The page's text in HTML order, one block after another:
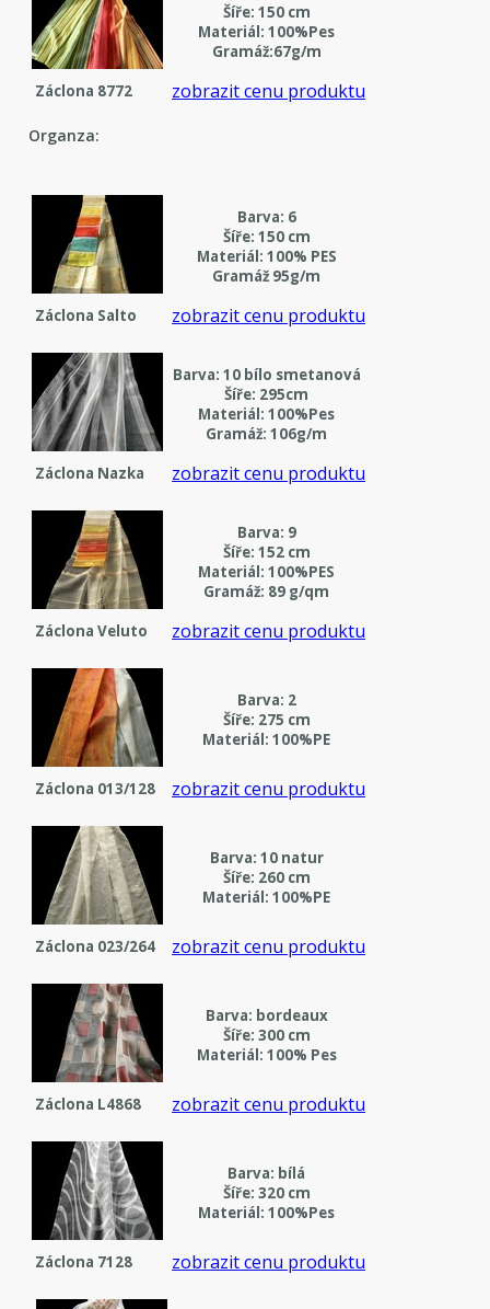
Šíře: 150 cm
Materiál: 100%Pes
Gramáž:67g/m
Záclona 8772
zobrazit cenu produktu
Organza:
Barva: 6
Šíře: 150 cm
Materiál: 100% PES
Gramáž 95g/m
Záclona Salto
zobrazit cenu produktu
Barva: 10 bílo smetanová
Šíře: 295cm
Materiál: 100%Pes
Gramáž: 106g/m
Záclona Nazka
zobrazit cenu produktu
Barva: 9
Šíře: 152 cm
Materiál: 100%PES
Gramáž: 89 g/qm
Záclona Veluto
zobrazit cenu produktu
Barva: 2
Šíře: 275 cm
Materiál: 100%PE
Záclona 013/128 zobrazit cenu produktu
Barva: 10 natur
Šíře: 260 cm
Materiál: 100%PE
Záclona 023/264 zobrazit cenu produktu
Barva: bordeaux
Šíře: 300 cm
Materiál: 100% Pes
Záclona L4868 zobrazit cenu produktu
Barva: bílá
Šíře: 320 cm
Materiál: 100%Pes
Záclona 7128 zobrazit cenu produktu